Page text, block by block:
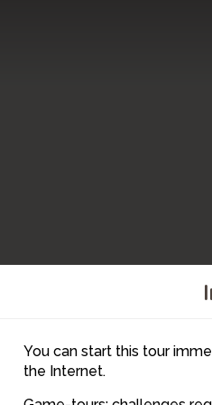
You can start this tour
the Internet.